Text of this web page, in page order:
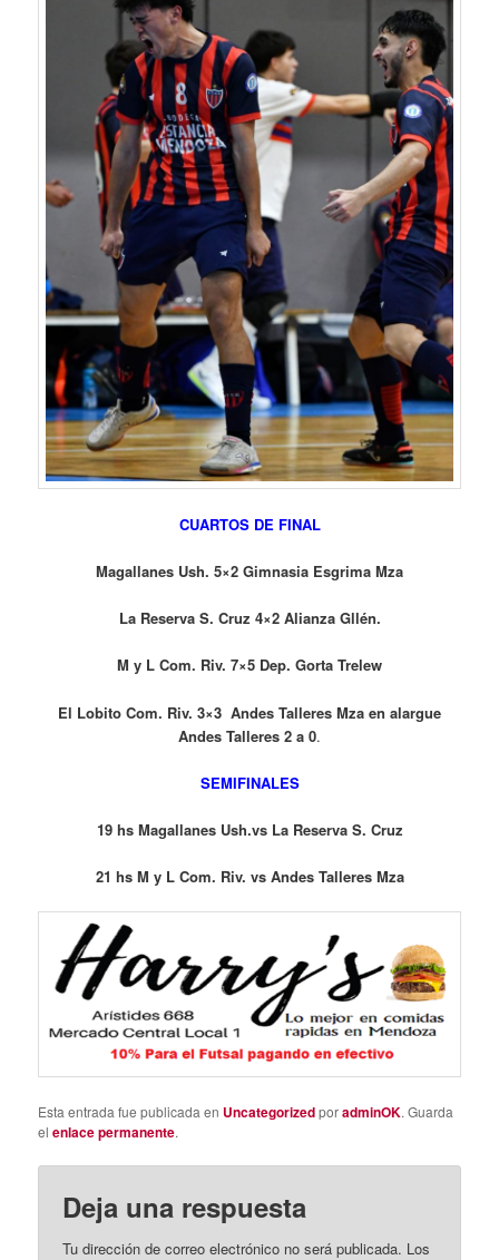
CUARTOS DE FINAL
Magallanes Ush. 5×2 Gimnasia Esgrima Mza
La Reserva S. Cruz 4×2 Alianza Gllén.
M y L Com. Riv. 7×5 Dep. Gorta Trelew
El Lobito Com. Riv. 3×3 Andes Talleres Mza en alargue
Andes Talleres 2 a 0.
SEMIFINALES
19 hs Magallanes Ush.vs La Reserva S. Cruz
21 hs M y L Com. Riv. vs Andes Talleres Mza
Esta entrada fue publicada en UncategorizedporadminOK. Guarda
elenlace permanente.
Deja una respuesta
Tu dirección de correo electrónico no será publicada. Los